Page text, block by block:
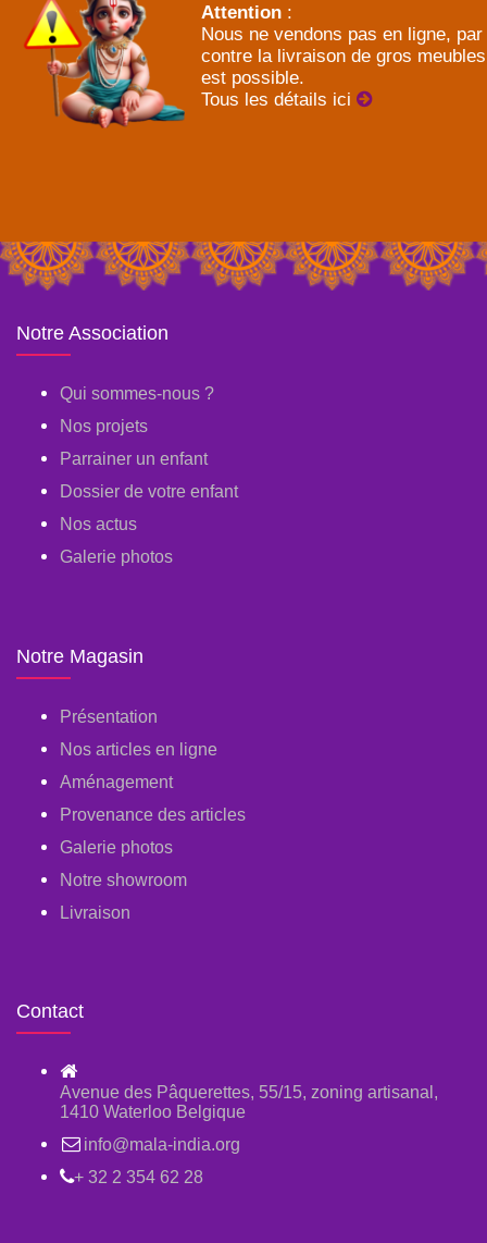
Attention :
Nous ne vendons pas en ligne, par
contre la livraison de gros meubles
est possible.
Tous les détails ici
Notre Association
Qui sommes-nous ?
Nos projets
Parrainer un enfant
Dossier de votre enfant
Nos actus
Galerie photos
Notre Magasin
Présentation
Nos articles en ligne
Aménagement
Provenance des articles
Galerie photos
Notre showroom
Livraison
Contact
Avenue des Pâquerettes, 55/15, zoning artisanal,
1410 Waterloo Belgique
info@mala-india.org
+ 32 2 354 62 28